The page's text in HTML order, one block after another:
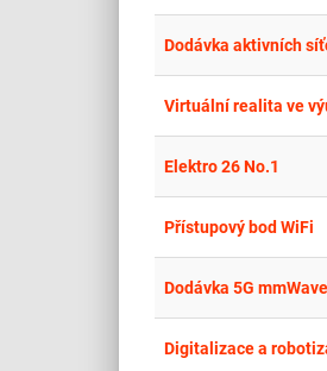
Dodávka aktivních
Virtuální realita ve
Elektro 26 No.1
Přístupový bod WiFi
Dodávka 5G
Digitalizace a